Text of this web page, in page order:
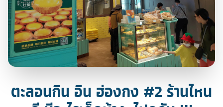
ตะลอนกิน อิน ฮ่องกง #2 ร้านไหน